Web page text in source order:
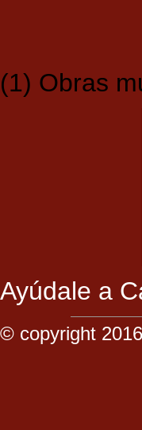
(1) Obras
Ayúdale a
© copyright